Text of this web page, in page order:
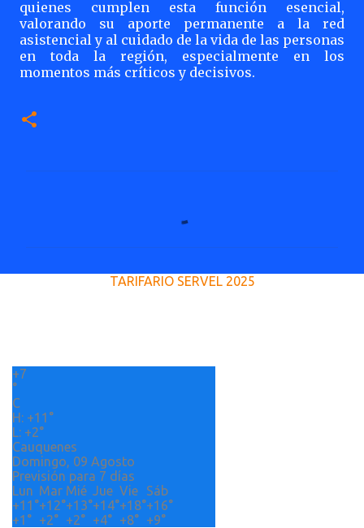
quienes cumplen esta función esencial,
valorando su aporte permanente a la red
asistencial y al cuidado de la vida de las personas
en toda la región, especialmente en los
momentos más críticos y decisivos.
s
TARIFARIO SERVEL 2025
+7
°
C
H: +11°
L: +2°
Cauquenes
Domingo, 09 Agosto
Previsión para 7 días
Lun Mar Mié Jue Vie
Sáb
+11°+12°+13°+14°+18°+16°
+1° +2° +2° +4° +8° +9°